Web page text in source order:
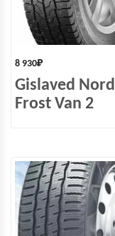
8 930₽
Gislaved Nord
Frost Van 2